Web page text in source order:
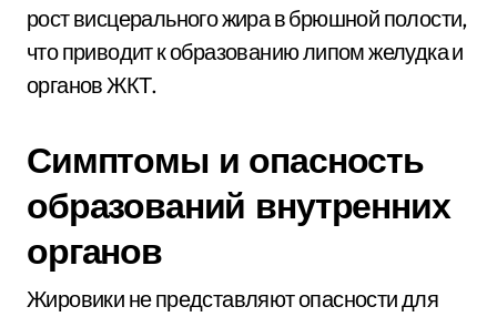
рост висцерального жира в брюшной полости,
что приводит к образованию липом желудка и
органов ЖКТ.
Симптомы и опасность
образований внутренних
органов
Жировики не представляют опасности для